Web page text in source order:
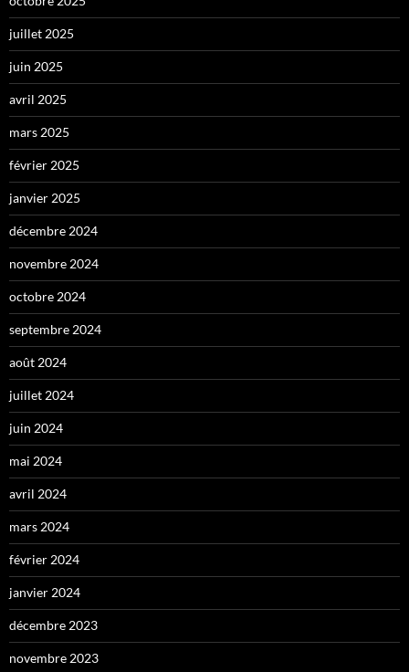
juillet 2025
juin 2025
avril 2025
mars 2025
février 2025
janvier 2025
décembre 2024
novembre 2024
octobre 2024
septembre 2024
août 2024
juillet 2024
juin 2024
mai 2024
avril 2024
mars 2024
février 2024
janvier 2024
décembre 2023
novembre 2023